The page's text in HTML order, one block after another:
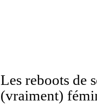
Les reboots de
(vraiment)